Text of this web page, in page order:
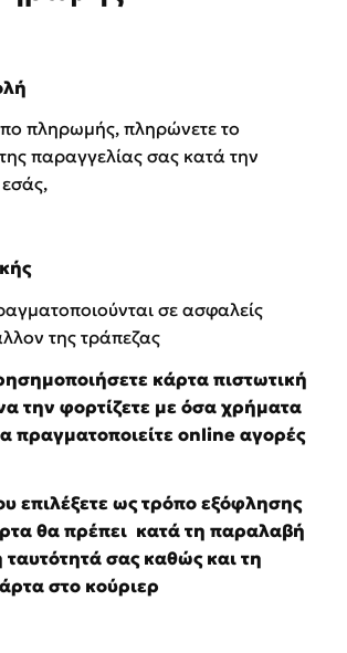
πληρωμής, πληρώνετε το
παραγγελίας σας κατά την
σε ασφαλείς
της τράπεζας
κάρτα πιστωτική
την φορτίζετε με όσα χρήματα
πραγματοποιείτε online αγορές
επιλέξετε ως τρόπο εξόφλησης
θα πρέπει κατά τη παραλαβή
ταυτότητά σας καθώς και τη
στο κούριερ